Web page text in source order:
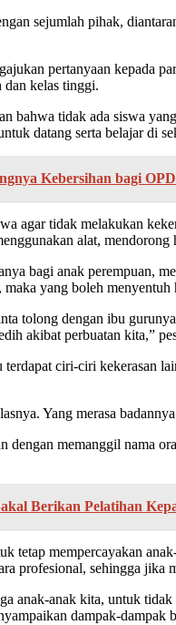
sejumlah pihak,
pertanyaan kepada
dan kelas tinggi.
bahwa tidak ada siswa
datang serta belajar di
Kebersihan bagi OPD
agar tidak melakukan
alat,
bagi anak perempuan,
yang boleh
tolong dengan ibu
akibat perbuatan kita,”
ciri-ciri kekerasan
Yang merasa
memanggil nama
Berikan Pelatihan
tetap mempercayakan
profesional, sehingga
anak-anak kita, untuk
dampak-